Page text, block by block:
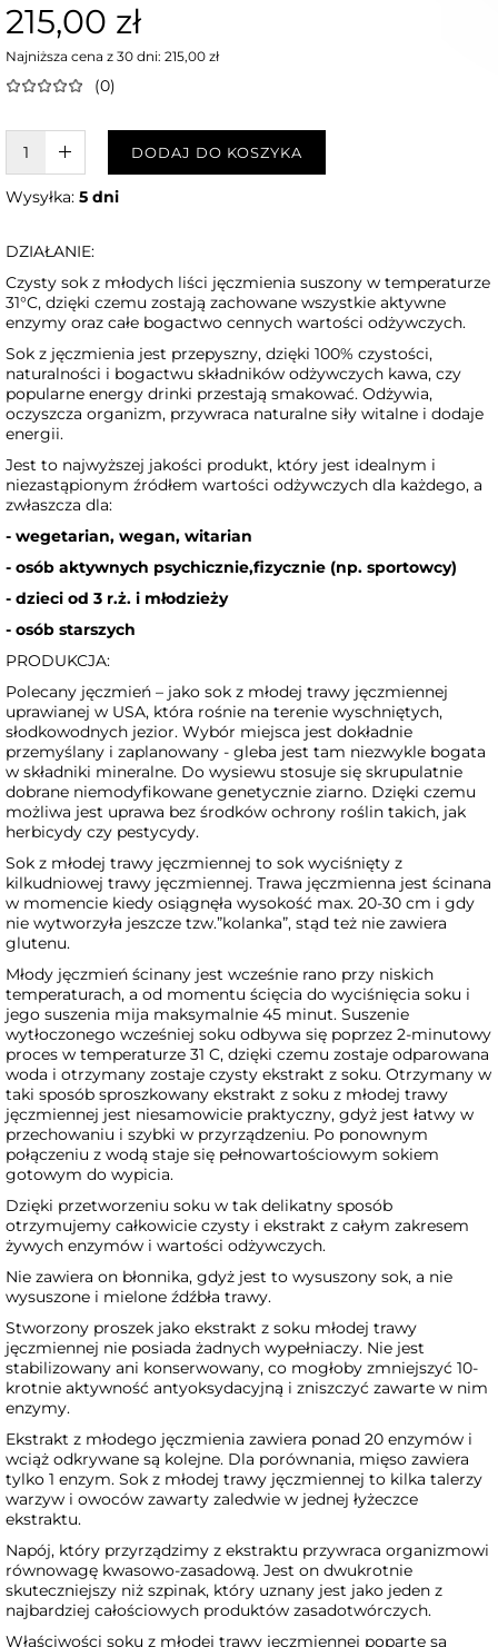
215,00 zł
Najniższa cena z 30 dni: 215,00 zł
(0)
W KOSZYKU :)DODAJ DO KOSZYKA
Wysyłka: 5 dni
DZIAŁANIE:
Czysty sok z młodych liści jęczmienia suszony w temperaturze
31°C, dzięki czemu zostają zachowane wszystkie aktywne
enzymy oraz całe bogactwo cennych wartości odżywczych.
Sok z jęczmienia jest przepyszny, dzięki 100% czystości,
naturalności i bogactwu składników odżywczych kawa, czy
popularne energy drinki przestają smakować. Odżywia,
oczyszcza organizm, przywraca naturalne siły witalne i dodaje
energii.
Jest to najwyższej jakości produkt, który jest idealnym i
niezastąpionym źródłem wartości odżywczych dla każdego, a
zwłaszcza dla:
- wegetarian, wegan, witarian
- osób aktywnych psychicznie,fizycznie (np. sportowcy)
- dzieci od 3 r.ż. i młodzieży
- osób starszych
PRODUKCJA:
Polecany jęczmień – jako sok z młodej trawy jęczmiennej
uprawianej w USA, która rośnie na terenie wyschniętych,
słodkowodnych jezior. Wybór miejsca jest dokładnie
przemyślany i zaplanowany - gleba jest tam niezwykle bogata
w składniki mineralne. Do wysiewu stosuje się skrupulatnie
dobrane niemodyfikowane genetycznie ziarno. Dzięki czemu
możliwa jest uprawa bez środków ochrony roślin takich, jak
herbicydy czy pestycydy.
Sok z młodej trawy jęczmiennej to sok wyciśnięty z
kilkudniowej trawy jęczmiennej. Trawa jęczmienna jest ścinana
w momencie kiedy osiągnęła wysokość max. 20-30 cm i gdy
nie wytworzyła jeszcze tzw.”kolanka”, stąd też nie zawiera
glutenu.
Młody jęczmień ścinany jest wcześnie rano przy niskich
temperaturach, a od momentu ścięcia do wyciśnięcia soku i
jego suszenia mija maksymalnie 45 minut. Suszenie
wytłoczonego wcześniej soku odbywa się poprzez 2-minutowy
proces w temperaturze 31 C, dzięki czemu zostaje odparowana
woda i otrzymany zostaje czysty ekstrakt z soku. Otrzymany w
taki sposób sproszkowany ekstrakt z soku z młodej trawy
jęczmiennej jest niesamowicie praktyczny, gdyż jest łatwy w
przechowaniu i szybki w przyrządzeniu. Po ponownym
połączeniu z wodą staje się pełnowartościowym sokiem
gotowym do wypicia.
Dzięki przetworzeniu soku w tak delikatny sposób
otrzymujemy całkowicie czysty i ekstrakt z całym zakresem
żywych enzymów i wartości odżywczych.
Nie zawiera on błonnika, gdyż jest to wysuszony sok, a nie
wysuszone i mielone źdźbła trawy.
Stworzony proszek jako ekstrakt z soku młodej trawy
jęczmiennej nie posiada żadnych wypełniaczy. Nie jest
stabilizowany ani konserwowany, co mogłoby zmniejszyć 10-
krotnie aktywność antyoksydacyjną i zniszczyć zawarte w nim
enzymy.
Ekstrakt z młodego jęczmienia zawiera ponad 20 enzymów i
wciąż odkrywane są kolejne. Dla porównania, mięso zawiera
tylko 1 enzym. Sok z młodej trawy jęczmiennej to kilka talerzy
warzyw i owoców zawarty zaledwie w jednej łyżeczce
ekstraktu.
Napój, który przyrządzimy z ekstraktu przywraca organizmowi
równowagę kwasowo-zasadową. Jest on dwukrotnie
skuteczniejszy niż szpinak, który uznany jest jako jeden z
najbardziej całościowych produktów zasadotwórczych.
Właściwości soku z młodej trawy jęczmiennej poparte są